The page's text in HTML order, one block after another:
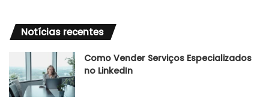
Notícias recentes
Como Vender Serviços Especializados
no LinkedIn